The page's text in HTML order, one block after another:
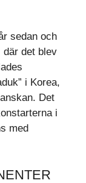
sedan och
där det blev
i Korea,
Det
i
med